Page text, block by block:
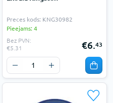
Preces kods: KNG30982
Pieejams: 4
Bez PVN:
€5.31
€6.43